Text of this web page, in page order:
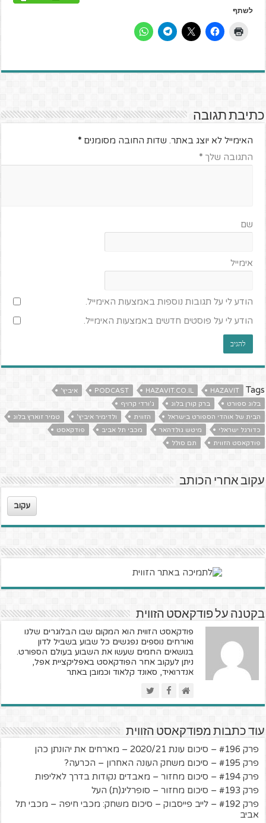
לשתף
כתיבת תגובה
האימייל לא יוצג באתר. שדות החובה מסומנים*
התגובה שלך*
שם
אימייל
הודע לי על תגובות נוספות באמצעות האימייל.
הודע לי על פוסטים חדשים באמצעות האימייל.
Tags
HAZAVIT
HAZAVIT.CO.IL
PODCAST
איביץ'
בלוג ספורט
ברק קורן בלוג
ג'ורדי קרויף
הבית של אוהדי הספורט בישראל
הזווית ולדימיר איביץ'
טמיר זוארץ בלוג
כדורגל ישראלי
מיטש גולדהאר מכבי תל אביב
פודקאסט
פודקאסט הזווית
תם סולל
עקוב אחרי הכותב
עקוב
בקטנה על פודקאסט הזווית
פודקאסט הזווית הוא המקום שבו הבלוגרים שלנו
ואורחים נוספים נפגשים כל שבוע בשביל לדון
בנושאים החמים שעשו את השבוע בעולם הספורט.
ניתן לעקוב אחר הפודקאסט באפליקציית אפל,
אנדרואיד, סאונד קלאוד וכמובן באתר
עוד כתבות מפודקאסט הזווית
פרק #196 – סיכום עונת 2020/21 – מארחים את יהונתן כהן
פרק #195 – סיכום משחק העונה האחרון – הכרעה?
פרק #194 – סיכום מחזור – מאבדים נקודות בדרך לאליפות
פרק #193 – סיכום מחזור – סופרליג(ת) העל
פרק #192 – לייב פייסבוק – סיכום משחק: מכבי חיפה – מכבי תל
אביב